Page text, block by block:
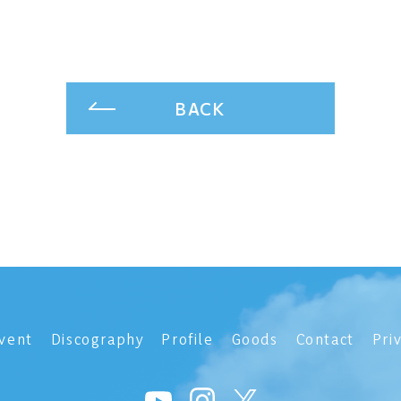
BACK
Discography Profile Goods Contact